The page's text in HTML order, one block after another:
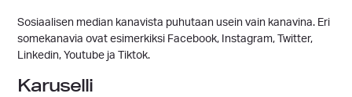
Sosiaalisen median kanavista puhutaan usein vain kanavina. Eri
somekanavia ovat esimerkiksi Facebook, Instagram, Twitter,
Linkedin, Youtube ja Tiktok.
Karuselli